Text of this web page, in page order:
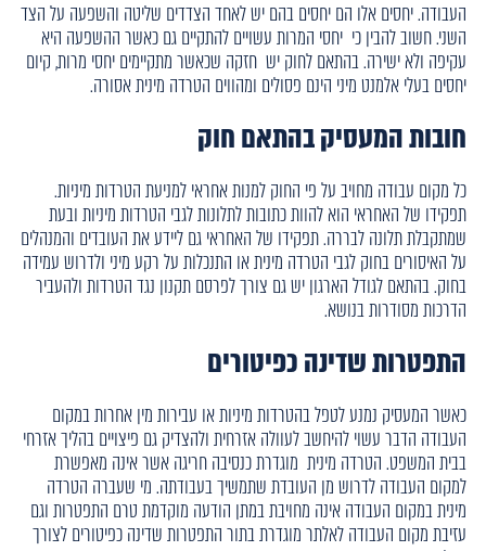
העבודה. יחסים אלו הם יחסים בהם יש לאחד הצדדים שליטה והשפעה על הצד
השני. חשוב להבין כי יחסי המרות עשויים להתקיים גם כאשר ההשפעה היא
עקיפה ולא ישירה. בהתאם לחוק יש חזקה שכאשר מתקיימים יחסי מרות, קיום
יחסים בעלי אלמנט מיני הינם פסולים ומהווים הטרדה מינית אסורה.
חובות המעסיק בהתאם חוק
כל מקום עבודה מחויב על פי החוק למנות אחראי למניעת הטרדות מיניות.
תפקידו של האחראי הוא להוות כתובות לתלונות לגבי הטרדות מיניות ובעת
שמתקבלת תלונה לבררה. תפקידו של האחראי גם ליידע את העובדים והמנהלים
על האיסורים בחוק לגבי הטרדה מינית או התנכלות על רקע מיני ולדרוש עמידה
בחוק. בהתאם לגודל הארגון יש גם צורך לפרסם תקנון נגד הטרדות ולהעביר
הדרכות מסודרות בנושא.
התפטרות שדינה כפיטורים
כאשר המעסיק נמנע לטפל בהטרדות מיניות או עבירות מין אחרות במקום
העבודה הדבר עשוי להיחשב לעוולה אזרחית ולהצדיק גם פיצויים בהליך אזרחי
בבית המשפט. הטרדה מינית מוגדרת כנסיבה חריגה אשר אינה מאפשרת
למקום העבודה לדרוש מן העובדת שתמשיך בעבודתה. מי שעברה הטרדה
מינית במקום העבודה אינה מחויבת במתן הודעה מוקדמת טרם התפטרות וגם
עזיבת מקום העבודה לאלתר מוגדרת בתור התפטרות שדינה כפיטורים לצורך